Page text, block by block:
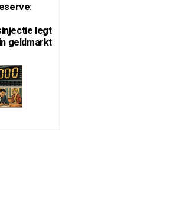
legt
geldmarkt